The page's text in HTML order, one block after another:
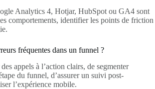
Analytics 4, Hotjar, HubSpot ou GA4 sont
comportements, identifier les points de friction
fréquentes dans un funnel ?
appels à l’action clairs, de segmenter
du funnel, d’assurer un suivi post-
l’expérience mobile.